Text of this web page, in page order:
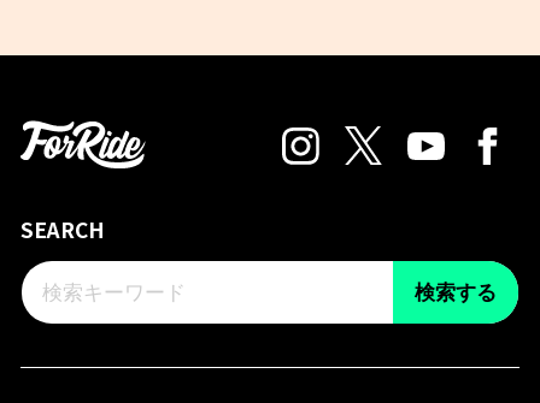
SEARCH
検索する